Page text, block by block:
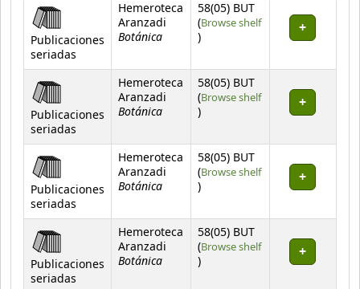
Publicaciones
seriadas
Hemeroteca
Aranzadi
Botánica
58(05) BUT
(Browse shelf
(Opens below)
)
Publicaciones
seriadas
Hemeroteca
Aranzadi
Botánica
58(05) BUT
(Browse shelf
(Opens below)
)
Publicaciones
seriadas
Hemeroteca
Aranzadi
Botánica
58(05) BUT
(Browse shelf
(Opens below)
)
Publicaciones
seriadas
Hemeroteca
Aranzadi
Botánica
58(05) BUT
(Browse shelf
(Opens below)
)